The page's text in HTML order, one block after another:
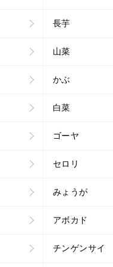
長芋
山菜
かぶ
白菜
ゴーヤ
セロリ
みょうが
アボカド
チンゲンサイ